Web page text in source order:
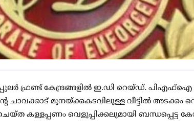
ഫ്രണ്ട് കേന്ദ്രങ്ങളില്‍ ഇ.ഡി റെയ്ഡ്.
ചാവക്കാട് മുനയ്ക്കകടവിലുള്ള വീട്ടില്‍ അടക്കം
കള്ളപ്പണം വെളുപ്പിക്കലുമായി ബന്ധപ്പെട്ട